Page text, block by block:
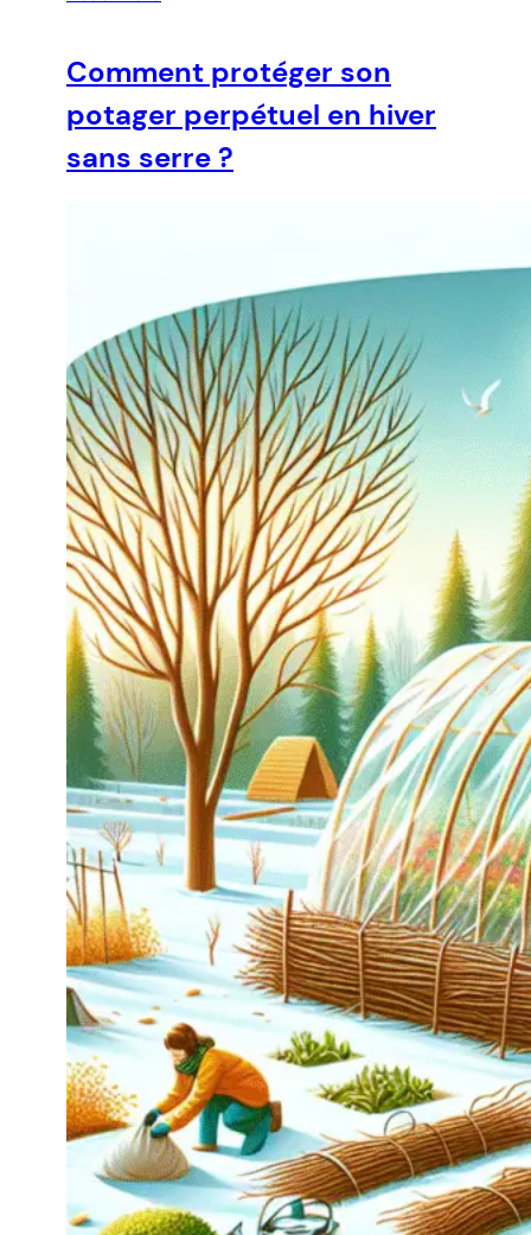
Comment protéger son
potager perpétuel en hiver
sans serre ?